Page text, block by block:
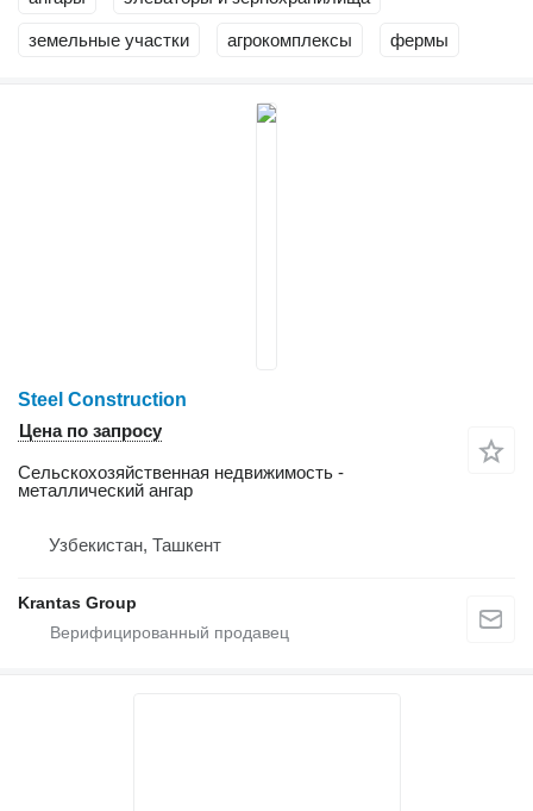
земельные участки агрокомплексы фермы
Steel Construction
Цена по запросу
Сельскохозяйственная недвижимость -
металлический ангар
Узбекистан, Ташкент
Krantas Group